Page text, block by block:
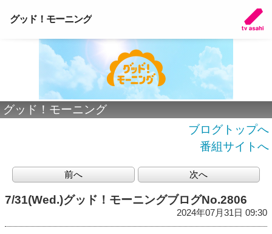
グッド！モーニング
グッド！モーニング
ブログトップへ
番組サイトへ
前へ 次へ
7/31(Wed.)グッド！モーニングブログNo.2806
2024年07月31日 09:30